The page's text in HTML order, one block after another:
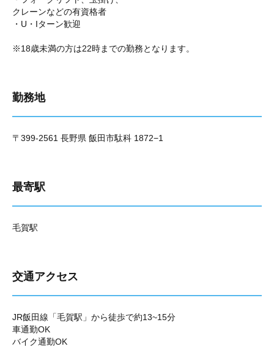
クレーンなどの有資格者
・U・Iターン歓迎
※18歳未満の方は22時までの勤務となります。
勤務地
〒399-2561 長野県 飯田市駄科 1872−1
最寄駅
毛賀駅
交通アクセス
JR飯田線「毛賀駅」から徒歩で約13~15分
車通勤OK
バイク通勤OK